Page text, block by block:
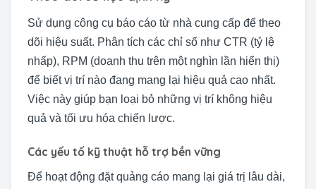
Sử dụng công cụ báo cáo từ nhà cung cấp để theo
dõi hiệu suất. Phân tích các chỉ số như CTR (tỷ lệ
nhấp), RPM (doanh thu trên một nghìn lần hiển thị)
để biết vị trí nào đang mang lại hiệu quả cao nhất.
Việc này giúp bạn loại bỏ những vị trí không hiệu
quả và tối ưu hóa chiến lược.
Các yếu tố kỹ thuật hỗ trợ bền vững
Để hoạt động đặt quảng cáo mang lại giá trị lâu dài,